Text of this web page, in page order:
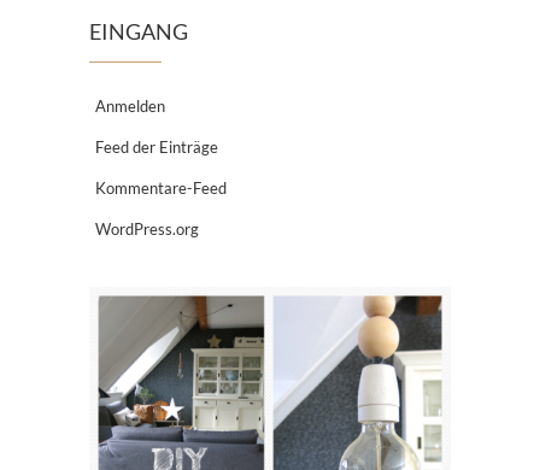
EINGANG
Anmelden
Feed der Einträge
Kommentare-Feed
WordPress.org